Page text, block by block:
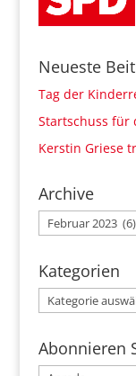
Neueste
Tag der
Startschuss für
Kerstin Griese
Archive
Archive
Kategorien
Kategorien
Abonnieren